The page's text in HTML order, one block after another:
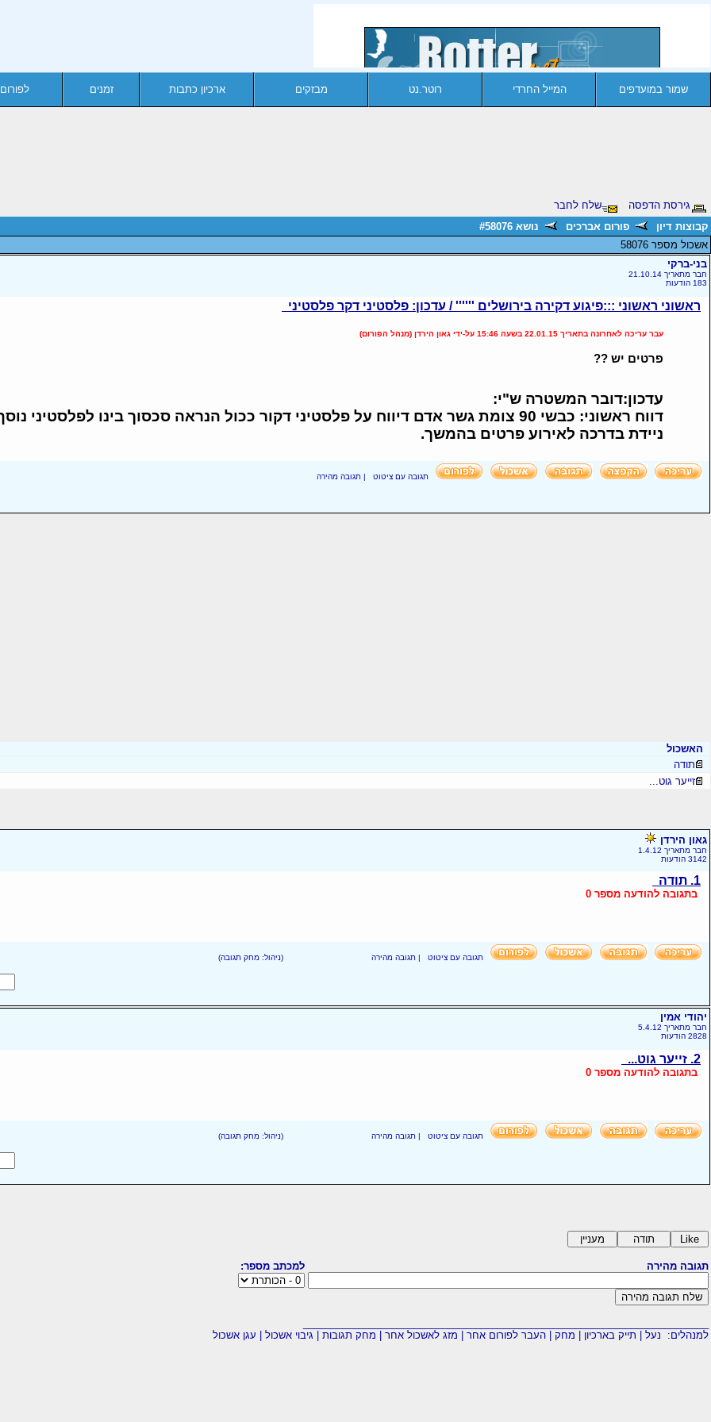
שמור במועדפים המייל החרדי רוטר.נט מבזקים ארכיון כתבות זמנים
גירסת הדפסה
שלח לחבר
קבוצות דיון
פורום אברכים נושא #58076
אשכול מספר 58076
בני-ברקי
חבר מתאריך 21.10.14
183 הודעות
ראשוני ראשוני :::פיגוע דקירה בירושלים '''''' / עדכון: פלסטיני דקר פלסטיני
עבר עריכה לאחרונה בתאריך 22.01.15 בשעה 15:46 על-ידי גאון הירדן (מנהל הפורום)
פרטים יש ??
עדכון:דובר המשטרה ש"י:
דווח ראשוני: כבשי 90 צומת גשר אדם דיווח על פלסטיני דקור ככול הנראה סכסוך בינו לפלסטיני
ניידת בדרכה לאירוע פרטים בהמשך.
תגובה עם ציטוט | תגובה מהירה
האשכול
תודה
זייער גוט...
גאון הירדן
חבר מתאריך 1.4.12
3142 הודעות
1. תודה
בתגובה להודעה מספר 0
תגובה עם ציטוט | תגובה מהירה (ניהול: מחק תגובה)
יהודי אמין
חבר מתאריך 5.4.12
2828 הודעות
2. זייער גוט...
בתגובה להודעה מספר 0
תגובה עם ציטוט | תגובה מהירה (ניהול: מחק תגובה)
תגובה מהירה למכתב מספר:
למנהלים: נעל תייק בארכיון מחק העבר לפורום אחר מזג לאשכול אחר מחק תגובות גיבוי אשכול עגן אשכול